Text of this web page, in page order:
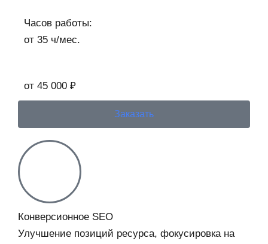
Часов работы:
от 35 ч/мес.​
от 45 000 ₽
Заказать
Конверсионное SEO
Улучшение позиций ресурса, фокусировка на